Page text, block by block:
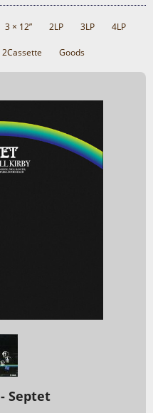
3 × 12” 2LP 3LP 4LP
2Cassette Goods
- Septet